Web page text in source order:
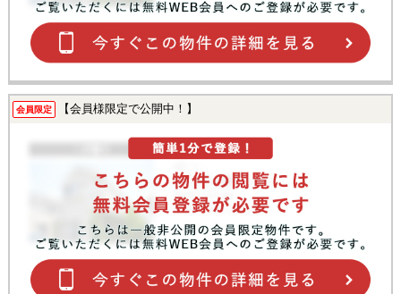
会員限定 【会員様限定で公開中！】